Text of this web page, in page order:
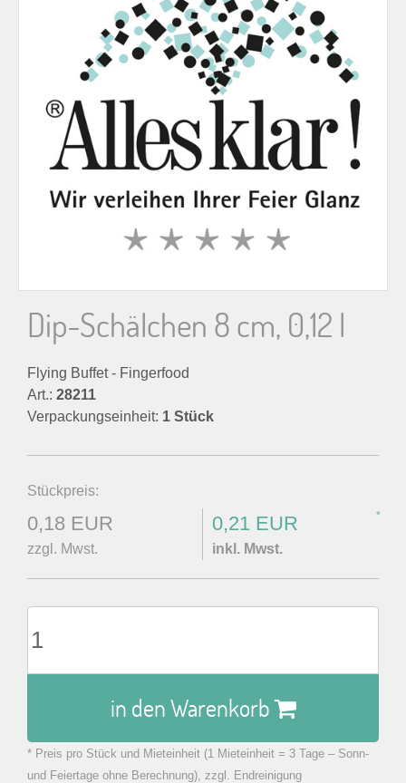
a
h
Dip-Schälchen 8 cm, 0,12 l
Flying Buffet - Fingerfood
Art.: 28211
Verpackungseinheit: 1 Stück
Stückpreis:
0,18 EUR
zzgl. Mwst.
0,21 EUR *
inkl. Mwst.
in den Warenkorb
zu Warenkorb hinzugefügt.
* Preis pro Stück und Mieteinheit (1 Mieteinheit = 3 Tage – Sonn-
und Feiertage ohne Berechnung), zzgl. Endreinigung